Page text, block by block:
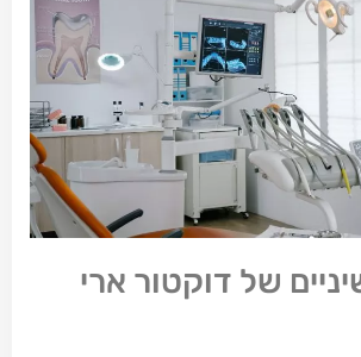
של דוקטור ארי